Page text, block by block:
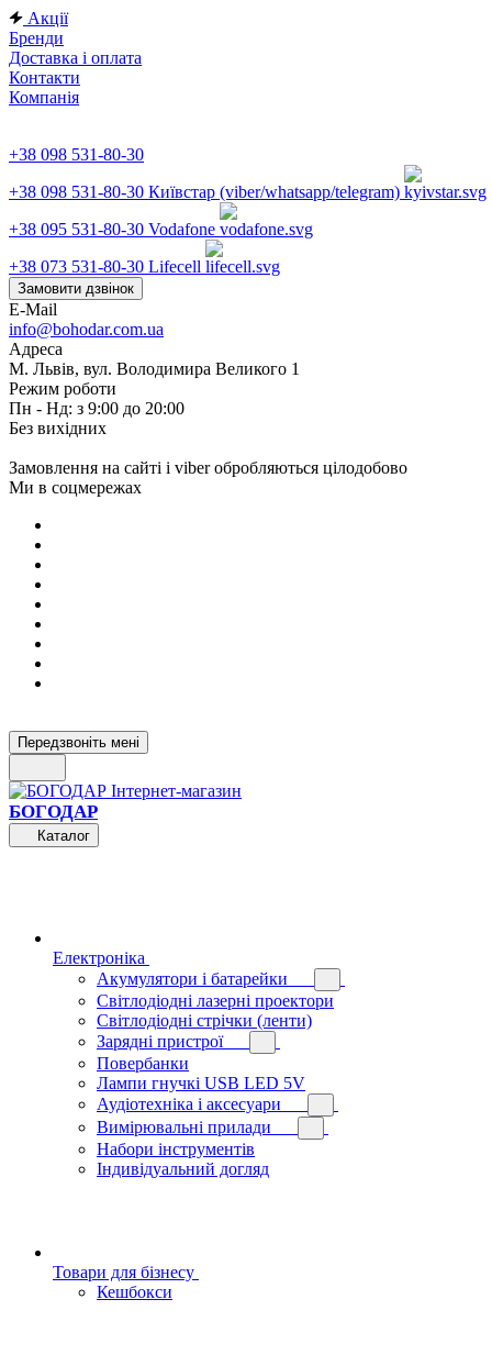
Акції
Бренди
Доставка і оплата
Контакти
Компанія
+38 098 531-80-30
+38 098 531-80-30 Київстар (viber/whatsapp/telegram)
+38 095 531-80-30 Vodafone
+38 073 531-80-30 Lifecell
Замовити дзвінок
E-Mail
info@bohodar.com.ua
Адреса
М. Львів, вул. Володимира Великого 1
Режим роботи
Пн - Нд: з 9:00 до 20:00
Без вихідних
Замовлення на сайті і viber обробляються цілодобово
Ми в соцмережах
Передзвоніть мені
БОГОДАР
Каталог
Електроніка
Акумулятори і батарейки
Світлодіодні лазерні проектори
Світлодіодні стрічки (ленти)
Зарядні пристрої
Повербанки
Лампи гнучкі USB LED 5V
Аудіотехніка і аксесуари
Вимірювальні прилади
Набори інструментів
Індивідуальний догляд
Товари для бізнесу
Кешбокси